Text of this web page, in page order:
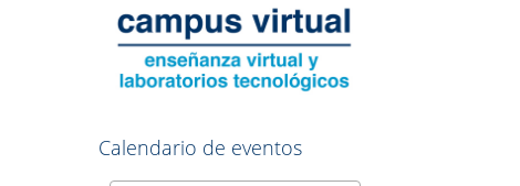
Calendario de eventos